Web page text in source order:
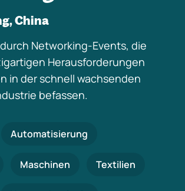
China
Networking-Events, die
Herausforderungen
in der schnell wachsenden
befassen.
Automatisierung
Maschinen Textilien